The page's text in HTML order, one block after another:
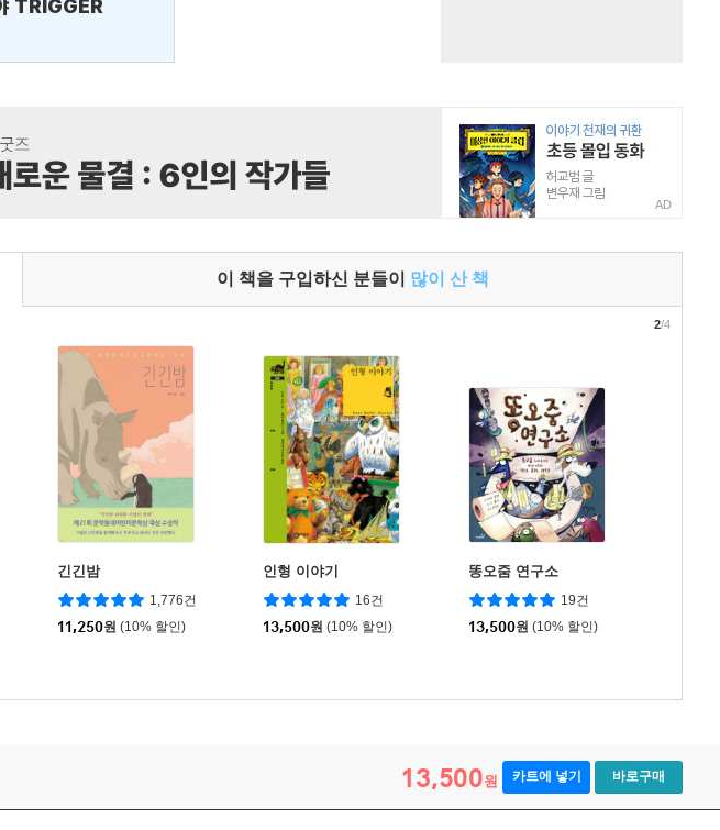
TRIGGER
AD
이 책을 구입하신 분들이 많이 산 책
긴긴밤
1,776건
11,250원 (10% 할인)
인형 이야기
16건
13,500원 (10% 할인)
똥오줌 연구소
19건
13,500원 (10% 할인)
2/4
13,500원 카트에 넣기 바로구매